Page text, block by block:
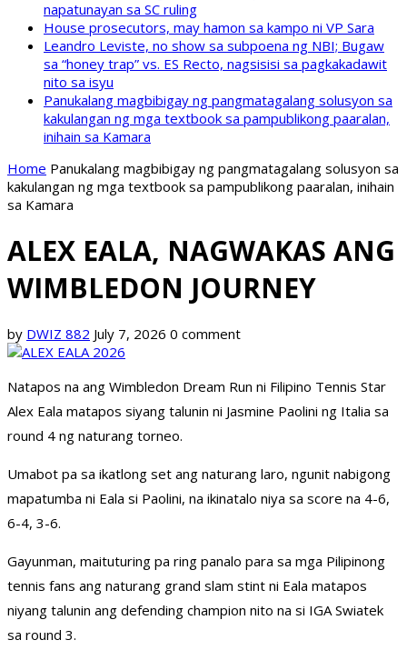
napatunayan sa SC ruling
House prosecutors, may hamon sa kampo ni VP Sara
Leandro Leviste, no show sa subpoena ng NBI; Bugaw
sa “honey trap” vs. ES Recto, nagsisisi sa pagkakadawit
nito sa isyu
Panukalang magbibigay ng pangmatagalang solusyon sa
kakulangan ng mga textbook sa pampublikong paaralan,
inihain sa Kamara
Home Panukalang magbibigay ng pangmatagalang solusyon sa
kakulangan ng mga textbook sa pampublikong paaralan, inihain
sa Kamara
ALEX EALA, NAGWAKAS ANG
WIMBLEDON JOURNEY
by DWIZ 882 July 7, 2026 0 comment
Natapos na ang Wimbledon Dream Run ni Filipino Tennis Star
Alex Eala matapos siyang talunin ni Jasmine Paolini ng Italia sa
round 4 ng naturang torneo.
Umabot pa sa ikatlong set ang naturang laro, ngunit nabigong
mapatumba ni Eala si Paolini, na ikinatalo niya sa score na 4-6,
6-4, 3-6.
Gayunman, maituturing pa ring panalo para sa mga Pilipinong
tennis fans ang naturang grand slam stint ni Eala matapos
niyang talunin ang defending champion nito na si IGA Swiatek
sa round 3.